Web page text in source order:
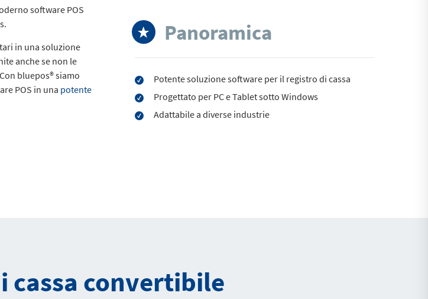
software POS
in una soluzione
anche se non le
bluepos® siamo
POS in una potente
Panoramica
Potente soluzione software per il registro di cassa
Progettato per PC e Tablet sotto Windows
Adattabile a diverse industrie
cassa convertibile